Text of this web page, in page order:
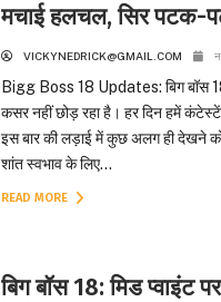
मचाई हलचल, सिर पटक-
VICKYNEDRICK@GMAIL.COM
Bigg Boss 18 Updates: बिग बॉस
कसर नहीं छोड़ रहा है। हर दिन हमें
इस बार की लड़ाई में कुछ अलग ही देखने
शांत स्वभाव के लिए...
READ MORE
बिग बॉस 18: मिड प्वाइंट